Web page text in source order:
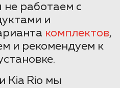
работаем с
и
комплектов,
и рекомендуем к
Kia Rio мы